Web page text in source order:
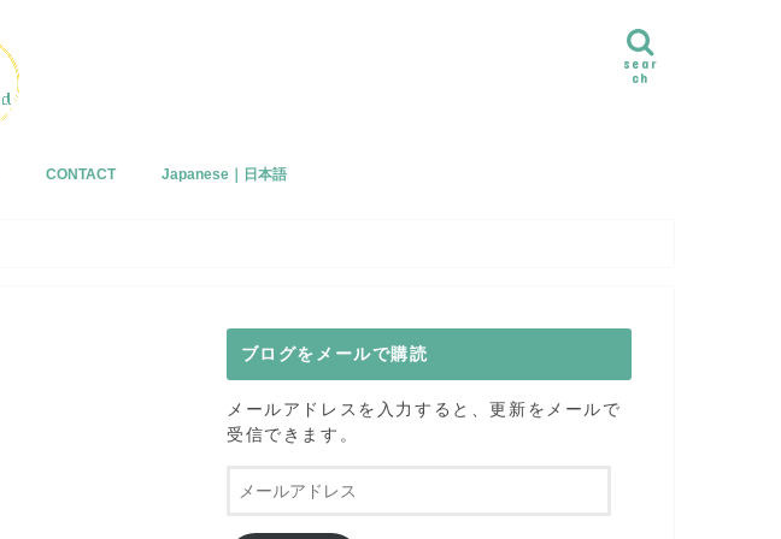
sear
ch
CONTACT Japanese｜日本語
ブログをメールで購読
メールアドレスを入力すると、更新をメールで
受信できます。
ー